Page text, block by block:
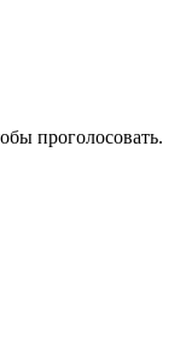
проголосовать.